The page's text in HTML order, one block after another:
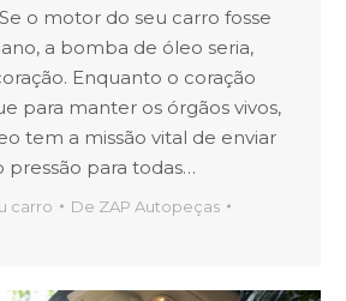
o motor do seu carro fosse
a bomba de óleo seria,
Enquanto o coração
para manter os órgãos vivos,
tem a missão vital de enviar
pressão para todas…
carro De ZAP Autopeças